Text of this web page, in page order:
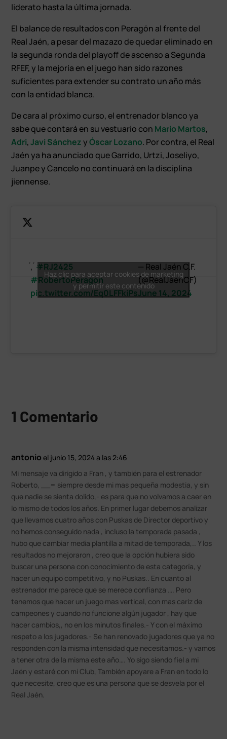
liderato hasta la última jornada.
El balance de resultados con Peragón al frente del
Real Jaén, a pesar del mazazo de quedar eliminado en
la segunda ronda del playoff de ascenso a Segunda
RFEF, y la mejoría en el juego han sido razones
suficientes para extender su contrato un año más
con la entidad blanca.
De cara al próximo curso, el entrenador blanco ya
sabe que contará en su vestuario con Mario Martos,
Adri,Javi SánchezyÓscar Lozano. Por contra, el Real
Jaén ya ha anunciado que Garrido, Urtzi, Joseliyo,
Juanpe y Cancelo no continuará en la disciplina
jiennense.
́, ́#RJ2425
#RobertoPeragon
pic.twitter.com/Eq0LFFkiPs
— Real Jaén C.F.
(@RealJaenCF)
June 14, 2024
Haz clic para aceptar cookies de marketing
y permitir este contenido
1 Comentario
antonio el junio 15, 2024 a las 2:46
Mi mensaje va dirigido a Fran , y también para el estrenador
Roberto, __= siempre desde mi mas pequeña modestia, y sin
que nadie se sienta dolido,- es para que no volvamos a caer en
lo mismo de todos los años. En primer lugar debemos analizar
que llevamos cuatro años con Puskas de Director deportivo y
no hemos conseguido nada , incluso la temporada pasada ,
hubo que cambiar media plantilla a mitad de temporada,.. Y los
resultados no mejoraron , creo que la opción hubiera sido
buscar una persona con conocimiento de esta categoría, y
hacer un equipo competitivo, y no Puskas.. En cuanto al
estrenador me parece que se merece confianza …. Pero
tenemos que hacer un juego mas vertical, con mas cariz de
campeones y cuando no funcione algún jugador , hay que
hacer cambios,, no en los minutos finales.- Y con el máximo
respeto a los jugadores.- Se han renovado jugadores que ya no
responden con la misma intensidad que necesitamos.- y vamos
a tener otra de la misma este año…. Yo sigo siendo fiel a mi
Jaén y estaré con mi Club, También apoyare a Fran en todo lo
que necesite, creo que es una persona que se desvela por el
Real Jaén.